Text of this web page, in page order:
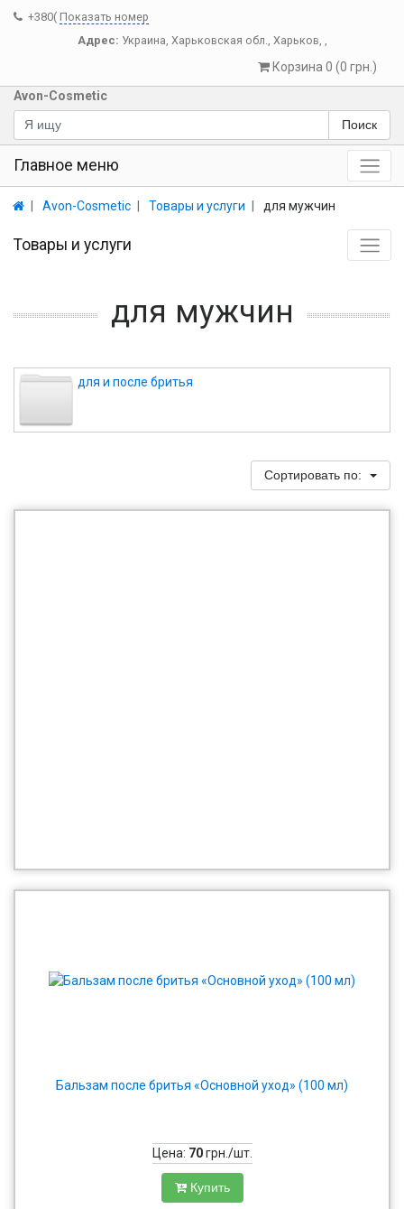
+380( Показать номер
Адрес: Украина, Харьковская обл., Харьков, ,
Корзина 0 (0 грн.)
Avon-Cosmetic
Поиск
Главное меню
Avon-Cosmetic Товары и услуги для мужчин
Товары и услуги
для мужчин
для и после бритья
Сортировать по:
Бальзам после бритья «Основной уход» (100 мл)
Цена: 70грн./шт.
Купить